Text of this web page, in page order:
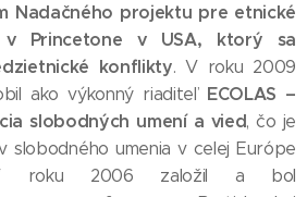
Nadačného projektu pre etnické
Princetone v USA, ktorý sa
konflikty. V roku 2009
ako výkonný riaditeľ ECOLAS –
slobodných umení a vied, čo je
slobodného umenia v celej Európe
V roku 2006 založil a bol